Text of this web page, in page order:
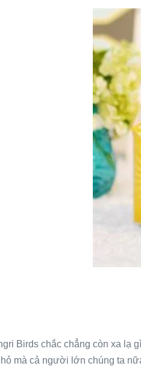
Birds chắc chẳng còn xa lạ
mà cả người lớn chúng ta